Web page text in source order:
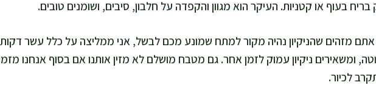
בריח בעוף או קטניות. העיקר הוא מגוון והקפדה על חלבון, סיבים, ושומנים טובים.
מזהים שהניקיון נהיה מקור למתח שמונע מכם לבשל, אני ממליצה על כלל עשר
ומשאירים ניקיון עמוק לזמן אחר. גם מטבח מושלם לא מזין אותנו אם בסוף אנחנו
לכיור.